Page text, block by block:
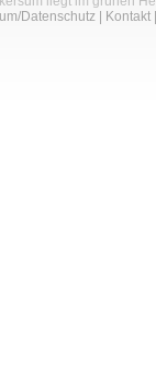
Datenschutz| Kontakt